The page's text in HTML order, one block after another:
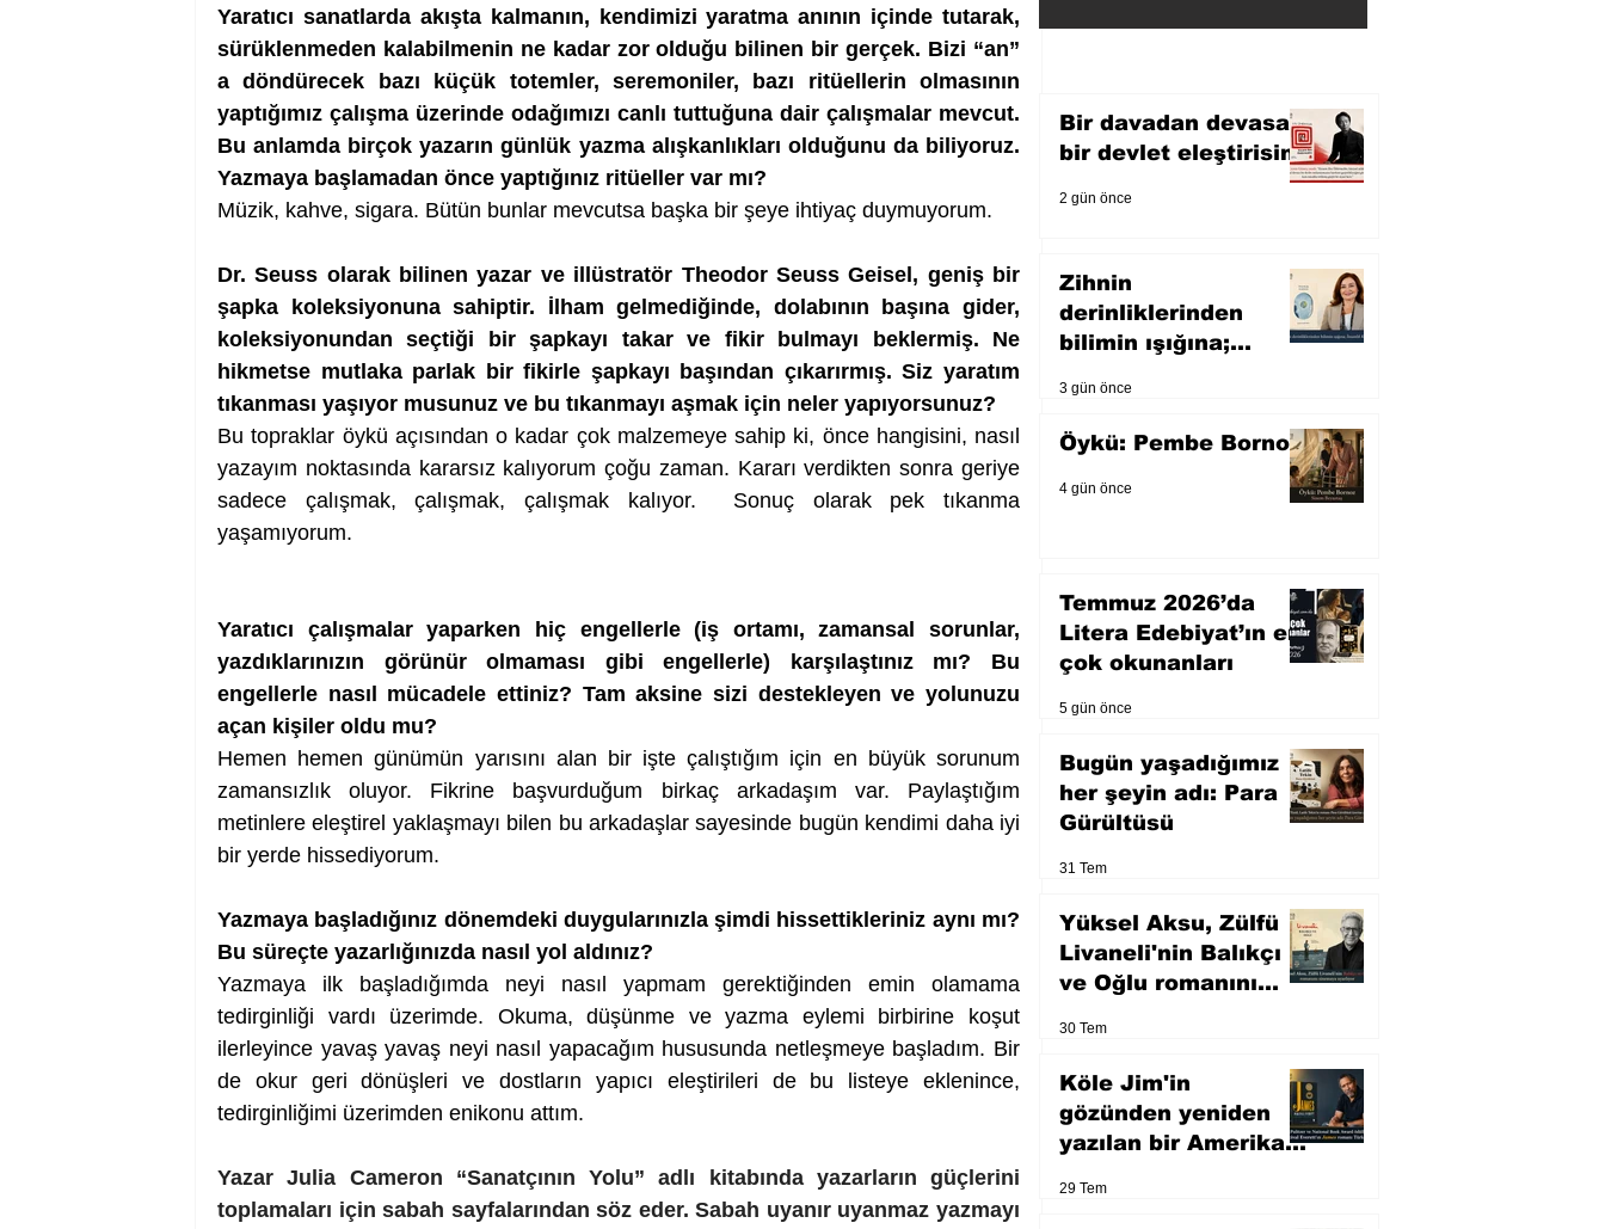
Yaratıcı sanatlarda akışta kalmanın, kendimizi yaratma anının içinde tutarak,
sürüklenmeden kalabilmenin ne kadar zor olduğu bilinen bir gerçek. Bizi “an”
a döndürecek bazı küçük totemler, seremoniler, bazı ritüellerin olmasının
yaptığımız çalışma üzerinde odağımızı canlı tuttuğuna dair çalışmalar mevcut.
Bu anlamda birçok yazarın günlük yazma alışkanlıkları olduğunu da biliyoruz.
Yazmaya başlamadan önce yaptığınız ritüeller var mı?
Müzik, kahve, sigara. Bütün bunlar mevcutsa başka bir şeye ihtiyaç duymuyorum.
Dr. Seuss olarak bilinen yazar ve illüstratör Theodor Seuss Geisel, geniş bir
şapka koleksiyonuna sahiptir. İlham gelmediğinde, dolabının başına gider,
koleksiyonundan seçtiği bir şapkayı takar ve fikir bulmayı beklermiş. Ne
hikmetse mutlaka parlak bir fikirle şapkayı başından çıkarırmış. Siz yaratım
tıkanması yaşıyor musunuz ve bu tıkanmayı aşmak için neler yapıyorsunuz?
Bu topraklar öykü açısından o kadar çok malzemeye sahip ki, önce hangisini, nasıl
yazayım noktasında kararsız kalıyorum çoğu zaman. Kararı verdikten sonra geriye
sadece çalışmak, çalışmak, çalışmak kalıyor.  Sonuç olarak pek tıkanma
yaşamıyorum.
Yaratıcı çalışmalar yaparken hiç engellerle (iş ortamı, zamansal sorunlar,
yazdıklarınızın görünür olmaması gibi engellerle) karşılaştınız mı? Bu
engellerle nasıl mücadele ettiniz? Tam aksine sizi destekleyen ve yolunuzu
açan kişiler oldu mu?
Hemen hemen günümün yarısını alan bir işte çalıştığım için en büyük sorunum
zamansızlık oluyor. Fikrine başvurduğum birkaç arkadaşım var. Paylaştığım
metinlere eleştirel yaklaşmayı bilen bu arkadaşlar sayesinde bugün kendimi daha iyi
bir yerde hissediyorum.
Yazmaya başladığınız dönemdeki duygularınızla şimdi hissettikleriniz aynı mı?
Bu süreçte yazarlığınızda nasıl yol aldınız?
Yazmaya ilk başladığımda neyi nasıl yapmam gerektiğinden emin olamama
tedirginliği vardı üzerimde. Okuma, düşünme ve yazma eylemi birbirine koşut
ilerleyince yavaş yavaş neyi nasıl yapacağım hususunda netleşmeye başladım. Bir
de okur geri dönüşleri ve dostların yapıcı eleştirileri de bu listeye eklenince,
tedirginliğimi üzerimden enikonu attım.
Yazar Julia Cameron “Sanatçının Yolu” adlı kitabında yazarların güçlerini
toplamaları için sabah sayfalarından söz eder. Sabah uyanır uyanmaz yazmayı
Bir davadan devasa
bir devlet eleştirisine
2 gün önce
Zihnin
derinliklerinden
bilimin ışığına;
3 gün önce
Öykü: Pembe Bornoz
4 gün önce
Temmuz 2026’da
Litera Edebiyat’ın en
çok okunanları
5 gün önce
Bugün yaşadığımız
her şeyin adı: Para
Gürültüsü
31 Tem
Yüksel Aksu, Zülfü
Livaneli'nin Balıkçı
ve Oğlu romanını
30 Tem
Köle Jim'in
gözünden yeniden
yazılan bir Amerikan
29 Tem